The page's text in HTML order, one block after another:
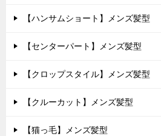
【ハンサムショート】メンズ髪型
【センターパート】メンズ髪型
【クロップスタイル】メンズ髪型
【クルーカット】メンズ髪型
【猫っ毛】メンズ髪型